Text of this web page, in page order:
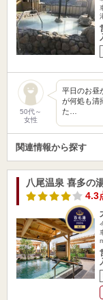
50代～
女性
平日のお昼
が何処も清
た…
関連情報から探す
八尾温泉 喜多の
4.3